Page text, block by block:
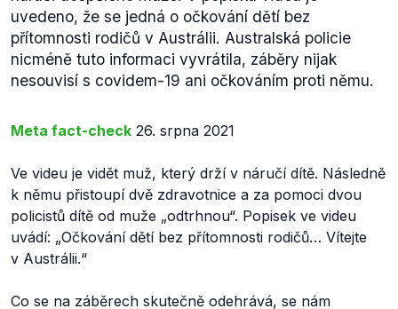
uvedeno, že se jedná o očkování dětí bez
přítomnosti rodičů v Austrálii. Australská policie
nicméně tuto informaci vyvrátila, záběry nijak
nesouvisí s covidem-19 ani očkováním proti němu.
Meta fact-check 26. srpna 2021
Ve videu je vidět muž, který drží v náručí dítě. Následně
k němu přistoupí dvě zdravotnice a za pomoci dvou
policistů dítě od muže „odtrhnou“. Popisek ve videu
uvádí: „Očkování dětí bez přítomnosti rodičů… Vítejte
v Austrálii.“
Co se na záběrech skutečně odehrává, se nám